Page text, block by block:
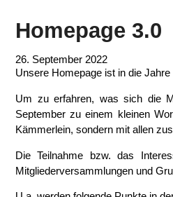
Homepage 3.0
26. September 2022
Unsere Homepage ist in die
Um zu erfahren, was sich die
September zu einem kleinen
Kämmerlein, sondern mit allen
Die Teilnahme bzw. das
Mitgliederversammlungen und